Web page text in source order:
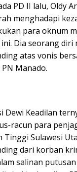
PD II lalu, Oldy
menghadapi
para oknum
Dia seorang diri
atas vonis
Manado.
Dewi Keadilan
racun para
Tinggi Sulawesi
dari korban
salinan putusan